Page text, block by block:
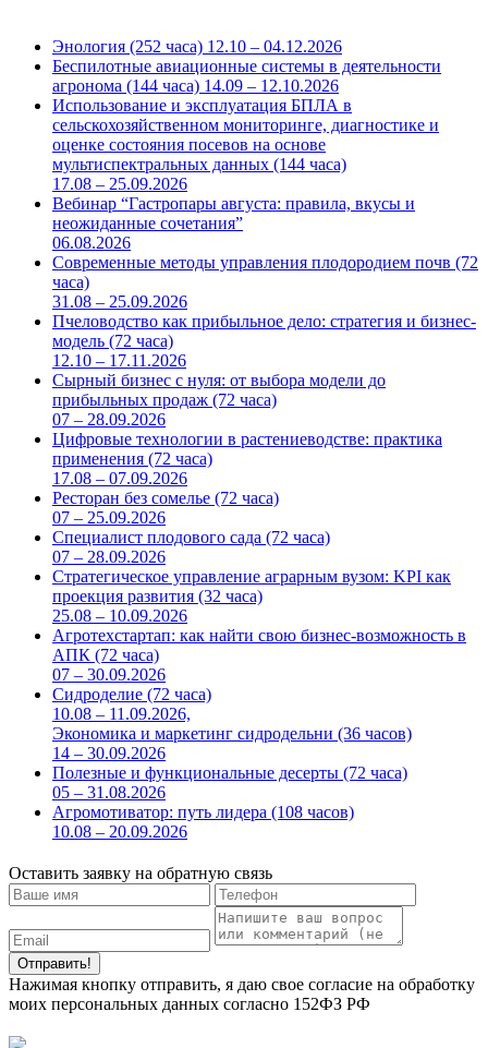
Энология (252 часа) 12.10 – 04.12.2026
Беспилотные авиационные системы в деятельности
агронома (144 часа) 14.09 – 12.10.2026
Использование и эксплуатация БПЛА в
сельскохозяйственном мониторинге, диагностике и
оценке состояния посевов на основе
мультиспектральных данных (144 часа)
17.08 – 25.09.2026
Вебинар “Гастропары августа: правила, вкусы и
неожиданные сочетания”
06.08.2026
Современные методы управления плодородием почв (72
часа)
31.08 – 25.09.2026
Пчеловодство как прибыльное дело: стратегия и бизнес-
модель (72 часа)
12.10 – 17.11.2026
Сырный бизнес с нуля: от выбора модели до
прибыльных продаж (72 часа)
07 – 28.09.2026
Цифровые технологии в растениеводстве: практика
применения (72 часа)
17.08 – 07.09.2026
Ресторан без сомелье (72 часа)
07 – 25.09.2026
Специалист плодового сада (72 часа)
07 – 28.09.2026
Стратегическое управление аграрным вузом: KPI как
проекция развития (32 часа)
25.08 – 10.09.2026
Агротехстартап: как найти свою бизнес-возможность в
АПК (72 часа)
07 – 30.09.2026
Сидроделие (72 часа)
10.08 – 11.09.2026,
Экономика и маркетинг сидродельни (36 часов)
14 – 30.09.2026
Полезные и функциональные десерты (72 часа)
05 – 31.08.2026
Агромотиватор: путь лидера (108 часов)
10.08 – 20.09.2026
Оставить заявку на обратную связь
Нажимая кнопку отправить, я даю свое согласие на обработку
моих персональных данных согласно 152ФЗ РФ